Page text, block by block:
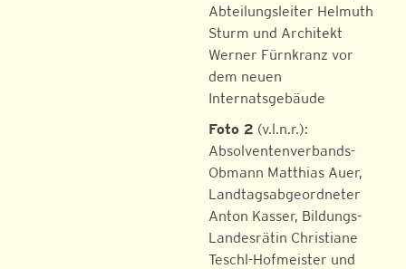
Abteilungsleiter Helmuth
Sturm und Architekt
Werner Fürnkranz vor
dem neuen
Internatsgebäude
Foto 2 (v.l.n.r.):
Absolventenverbands-
Obmann Matthias Auer,
Landtagsabgeordneter
Anton Kasser, Bildungs-
Landesrätin Christiane
Teschl-Hofmeister und